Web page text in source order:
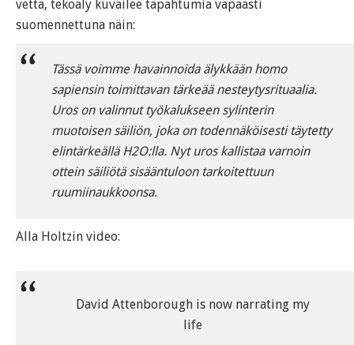
vettä, tekoäly kuvailee tapahtumia vapaasti
suomennettuna näin:
Tässä voimme havainnoida älykkään homo
sapiensin toimittavan tärkeää nesteytysrituaalia.
Uros on valinnut työkalukseen sylinterin
muotoisen säiliön, joka on todennäköisesti täytetty
elintärkeällä H2O:lla. Nyt uros kallistaa varnoin
ottein säiliötä sisääntuloon tarkoitettuun
ruumiinaukkoonsa.
Alla Holtzin video:
David Attenborough is now narrating my
life